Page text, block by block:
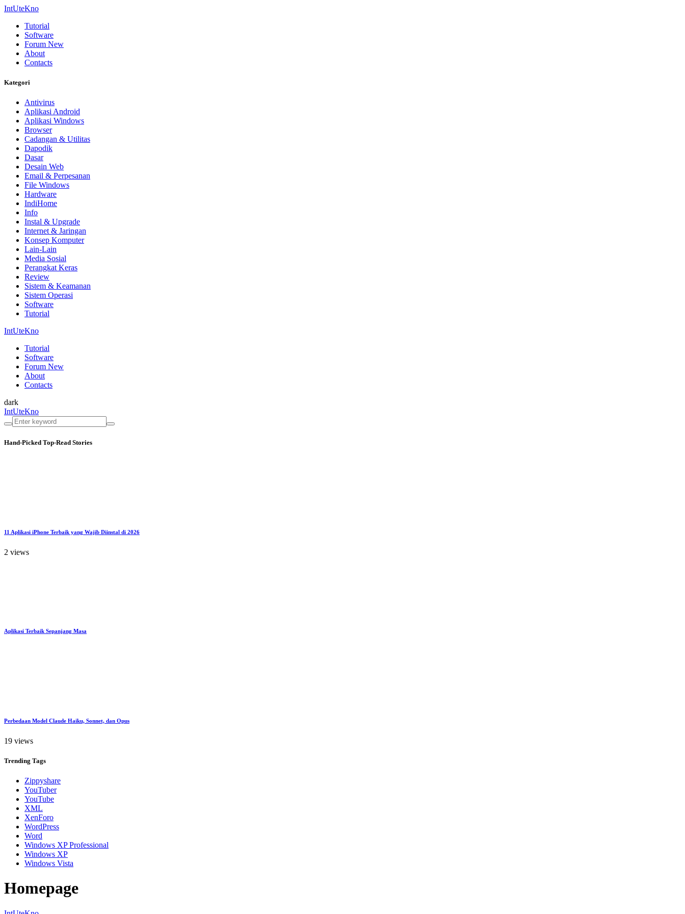
IntUteKno
Tutorial
Software
Forum New
About
Contacts
Kategori
Antivirus
Aplikasi Android
Aplikasi Windows
Browser
Cadangan & Utilitas
Dapodik
Dasar
Desain Web
Email & Perpesanan
File Windows
Hardware
IndiHome
Info
Instal & Upgrade
Internet & Jaringan
Konsep Komputer
Lain-Lain
Media Sosial
Perangkat Keras
Review
Sistem & Keamanan
Sistem Operasi
Software
Tutorial
IntUteKno
Tutorial
Software
Forum New
About
Contacts
dark
IntUteKno
Hand-Picked Top-Read Stories
11 Aplikasi iPhone Terbaik yang Wajib Diinstal di 2026
2 views
Aplikasi Terbaik Sepanjang Masa
Perbedaan Model Claude Haiku, Sonnet, dan Opus
19 views
Trending Tags
Zippyshare
YouTuber
YouTube
XML
XenForo
WordPress
Word
Windows XP Professional
Windows XP
Windows Vista
Homepage